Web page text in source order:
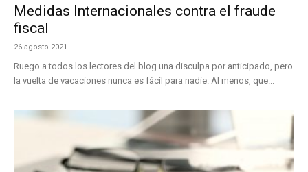
Medidas Internacionales contra el fraude
fiscal
26 agosto 2021
Ruego a todos los lectores del blog una disculpa por anticipado, pero
la vuelta de vacaciones nunca es fácil para nadie. Al menos, que...